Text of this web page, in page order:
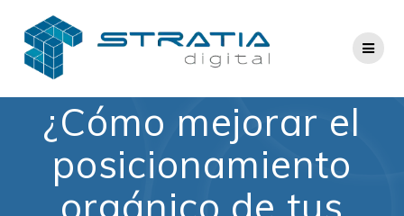
al
contenido
¿Cómo mejorar el
posicionamiento